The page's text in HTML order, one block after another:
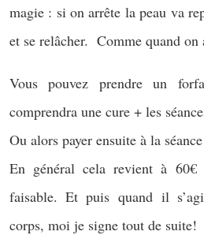
magie : si on arrête la peau va
et se relâcher. Comme quand
Vous pouvez prendre un
comprendra une cure + les
Ou alors payer ensuite à la
En général cela revient à
faisable. Et puis quand il
corps, moi je signe tout de suite!